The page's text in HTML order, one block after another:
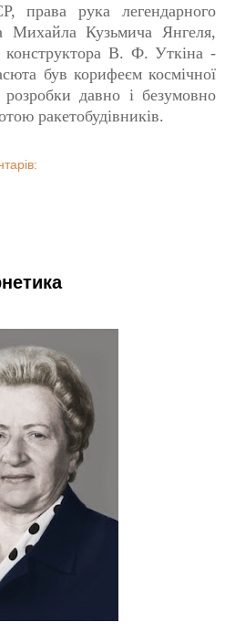
права рука легендарного
Михайла Кузьмича Янгеля,
конструктора В. Ф. Уткіна -
був корифеєм космічної
розробки давно і безумовно
ракетобудівників.